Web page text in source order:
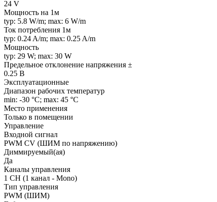
24 V
Мощность на 1м
typ: 5.8 W/m; max: 6 W/m
Ток потребления 1м
typ: 0.24 A/m; max: 0.25 A/m
Мощность
typ: 29 W; max: 30 W
Предельное отклонение напряжения ±
0.25 В
Эксплуатационные
Диапазон рабочих температур
min: -30 °C; max: 45 °C
Место применения
Только в помещении
Управление
Входной сигнал
PWM СV (ШИМ по напряжению)
Диммируемый(ая)
Да
Каналы управления
1 CH (1 канал - Mono)
Тип управления
PWM (ШИМ)